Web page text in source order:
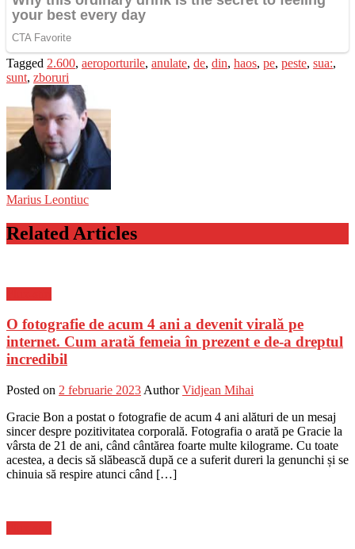
Tagged 2.600, aeroporturile, anulate, de, din, haos, pe, peste, sua:,
sunt, zboruri
Marius Leontiuc
Related Articles
O fotografie de acum 4 ani a devenit virală pe
internet. Cum arată femeia în prezent e de-a dreptul
incredibil
Posted on 2 februarie 2023 Author Vidjean Mihai
Gracie Bon a postat o fotografie de acum 4 ani alături de un mesaj
sincer despre pozitivitatea corporală. Fotografia o arată pe Gracie la
vârsta de 21 de ani, când cântărea foarte multe kilograme. Cu toate
acestea, a decis să slăbească după ce a suferit dureri la genunchi și se
chinuia să respire atunci când […]